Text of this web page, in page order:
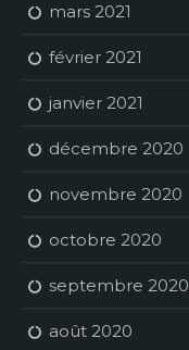
mars 2021
février 2021
janvier 2021
décembre 2020
novembre 2020
octobre 2020
septembre 2020
août 2020